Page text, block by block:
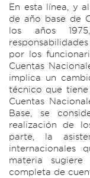
En esta línea, y
de año base de
los años
por los
Cuentas
implica un
técnico que
Cuentas
Base, se
realización de
parte, la
internacionales
materia
completa de